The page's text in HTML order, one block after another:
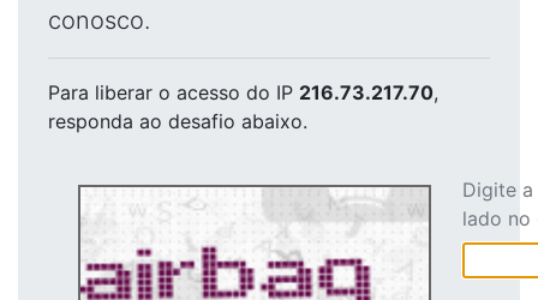
conosco.
Para liberar o acesso do IP 216.73.217.70,
responda ao desafio abaixo.
Digite
lado no